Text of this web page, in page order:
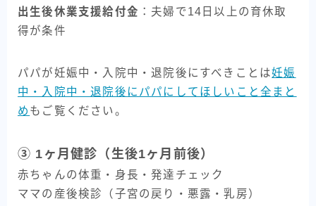
出生後休業支援給付金 ：夫婦で14日以上の育休取
得が条件
パパが妊娠中・入院中・退院後にすべきことは妊娠
中・入院中・退院後にパパにしてほしいこと全まと
め もご覧ください。
③ 1ヶ月健診（生後1ヶ月前後）
赤ちゃんの体重・身長・発達チェック
ママの産後検診（子宮の戻り・悪露・乳房）